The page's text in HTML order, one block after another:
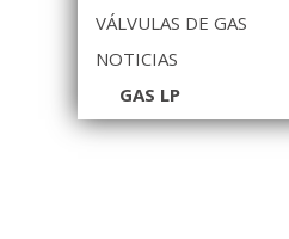
VÁLVULAS DE GAS
NOTICIAS
GAS LP